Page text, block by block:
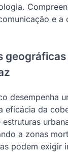
e a
desempenha
eficácia da
a zonas
podem exigir